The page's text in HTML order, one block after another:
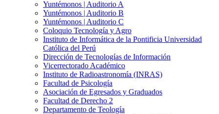
Yuntémonos | Auditorio A
Yuntémonos | Auditorio B
Yuntémonos | Auditorio C
Coloquio Tecnología y Agro
Instituto de Informática de la Pontificia Universidad
Católica del Perú
Dirección de Tecnologías de Información
Vicerrectorado Académico
Instituto de Radioastronomía (INRAS)
Facultad de Psicología
Asociación de Egresados y Graduados
Facultad de Derecho 2
Departamento de Teología